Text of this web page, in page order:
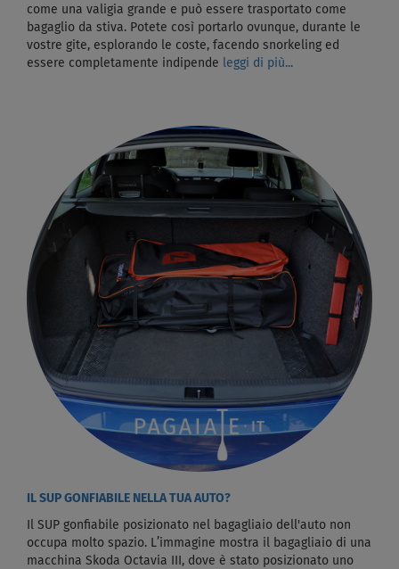
come una valigia grande e può essere trasportato come
bagaglio da stiva. Potete così portarlo ovunque, durante le
vostre gite, esplorando le coste, facendo snorkeling ed
essere completamente indipende leggi di più...
IL SUP GONFIABILE NELLA TUA AUTO?
Il SUP gonfiabile posizionato nel bagagliaio dell'auto non
occupa molto spazio. L’immagine mostra il bagagliaio di una
macchina Skoda Octavia III, dove è stato posizionato uno